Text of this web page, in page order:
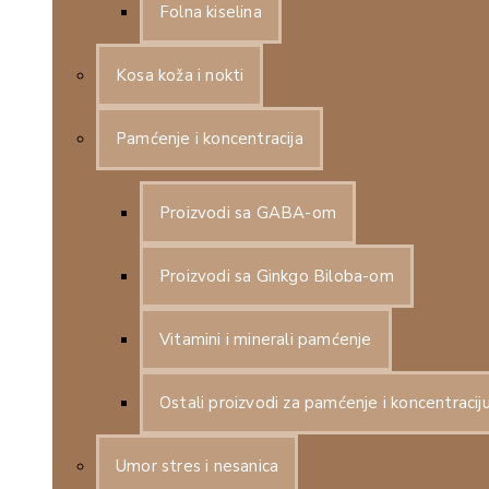
Folna kiselina
Kosa koža i nokti
Pamćenje i koncentracija
Proizvodi sa GABA-om
Proizvodi sa Ginkgo Biloba-om
Vitamini i minerali pamćenje
Ostali proizvodi za pamćenje i
Umor stres i nesanica